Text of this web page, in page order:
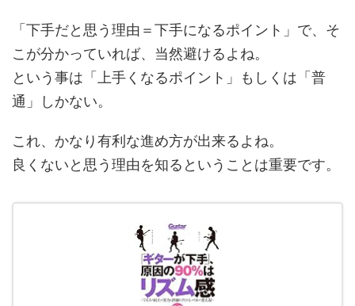
「下手だと思う理由＝下手になるポイント」で、そ
こが分かっていれば、当然避けるよね。
という事は「上手くなるポイント」もしくは「普
通」しかない。
これ、かなり有利な進め方が出来るよね。
良くないと思う理由を知るということは重要です。